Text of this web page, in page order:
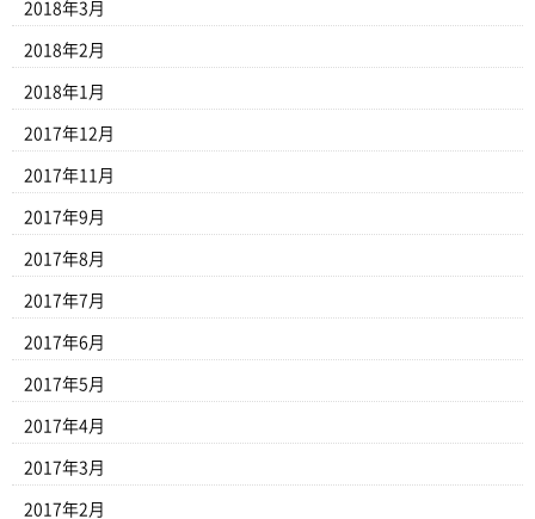
2018年3月
2018年2月
2018年1月
2017年12月
2017年11月
2017年9月
2017年8月
2017年7月
2017年6月
2017年5月
2017年4月
2017年3月
2017年2月